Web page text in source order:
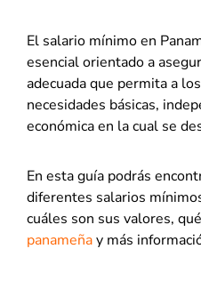
El salario mínimo en
esencial orientado a
adecuada que permita a
necesidades básicas,
económica en la cual se
En esta guía podrás
diferentes salarios
cuáles son sus valores,
panameñay más